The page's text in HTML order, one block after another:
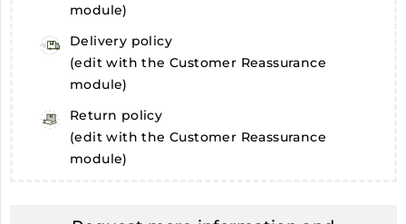
module)
Delivery policy
(edit with the Customer Reassurance
module)
Return policy
(edit with the Customer Reassurance
module)